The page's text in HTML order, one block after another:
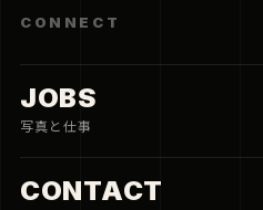
CONNECT
JOBS
写真と仕事
CONTACT